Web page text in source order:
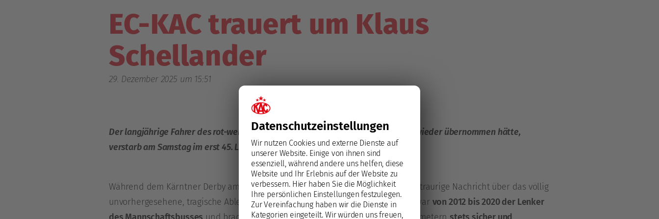
Datenschutz­einstellungen
Wir nutzen Cookies und externe Dienste auf
unserer Website. Einige von ihnen sind
essenziell, während andere uns helfen, diese
Website und Ihr Erlebnis auf der Website zu
verbessern. Hier haben Sie die Möglichkeit
Ihre persönlichen Einstellungen festzulegen.
Zur Vereinfachung haben wir die Dienste in
Kategorien eingeteilt. Wir würden uns freuen,
EC-KAC trauert um Klaus
Schellander
29. Dezember 2025 um 15:51
Der langjährige Fahrer des rot-weißen Mannschaftsbusses, der diese Rolle 2026 wieder übernommen hätte,
verstarb am Samstag im erst 45. Lebensjahr.
Während dem Kärntner Derby am Samstagnachmittag erreichte den EC-KAC die traurige Nachricht über das völlig
unvorhergesehene, tragische Ableben vonKlaus Schellander. Der Klagenfurter war von 2012 bis 2020 der Lenker